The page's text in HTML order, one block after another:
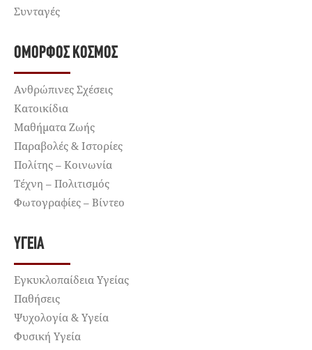
Συνταγές
ΌΜΟΡΦΟΣ ΚΌΣΜΟΣ
Ανθρώπινες Σχέσεις
Κατοικίδια
Μαθήματα Ζωής
Παραβολές & Ιστορίες
Πολίτης – Κοινωνία
Τέχνη – Πολιτισμός
Φωτογραφίες – Βίντεο
ΥΓΕΊΑ
Εγκυκλοπαίδεια Υγείας
Παθήσεις
Ψυχολογία & Υγεία
Φυσική Υγεία